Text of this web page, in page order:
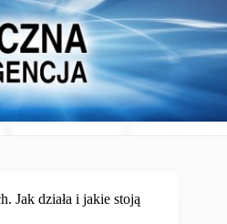
Jak działa i jakie stoją